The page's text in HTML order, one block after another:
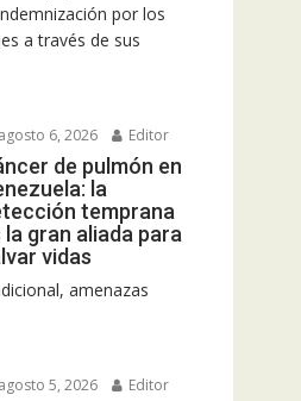
por los
a través de sus
agosto 6, 2026 Editor
de pulmón en
la
temprana
la gran aliada para
vidas
amenazas
agosto 5, 2026 Editor